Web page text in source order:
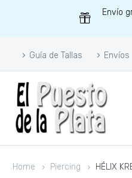
Envío
Guía de Tallas Envíos
Home Piercing HÉLIX